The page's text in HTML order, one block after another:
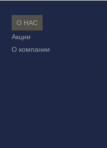
О НАС
Акции
О компании